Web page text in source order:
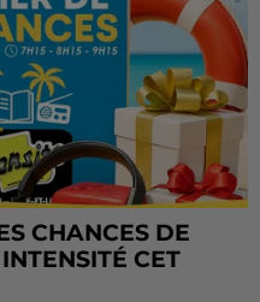
CHANCES DE
CET